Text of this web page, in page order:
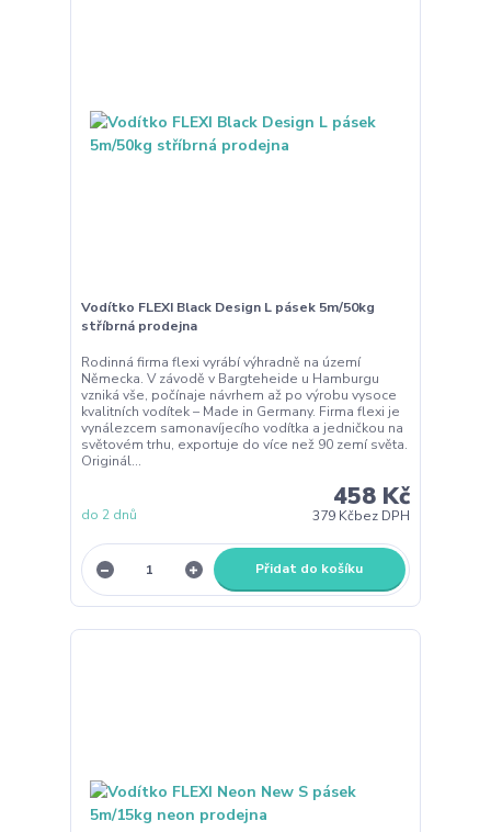
Vodítko FLEXI Black Design L pásek 5m/50kg
stříbrná prodejna
Rodinná firma flexi vyrábí výhradně na území
Německa. V závodě v Bargteheide u Hamburgu
vzniká vše, počínaje návrhem až po výrobu vysoce
kvalitních vodítek – Made in Germany. Firma flexi je
vynálezcem samonavíjecího vodítka a jedničkou na
světovém trhu, exportuje do více než 90 zemí světa.
Originál...
458 Kč
379 Kčbez DPH
do 2 dnů
Přidat do košíku